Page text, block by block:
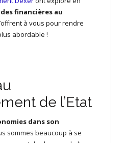
financières au
à vous pour rendre
abordable !
de l’Etat
dans son
sommes beaucoup à se